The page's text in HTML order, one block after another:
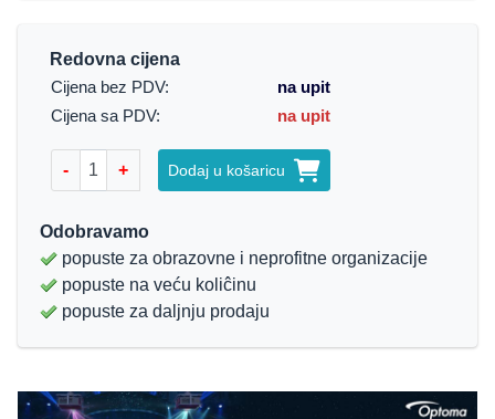
Redovna cijena
Cijena bez PDV:
na upit
Cijena sa PDV:
na upit
- + Dodaj u košaricu
Odobravamo
popuste za obrazovne i neprofitne organizacije
popuste na veću koliĉinu
popuste za daljnju prodaju